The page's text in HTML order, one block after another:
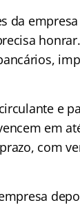
da
e
em
com